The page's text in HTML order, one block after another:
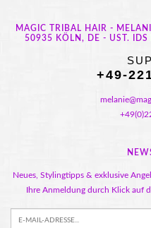
MAGIC TRIBAL HAIR -
50935 KÖLN, DE - UST.
+49-
Neues, Stylingtipps & exklusive
Ihre Anmeldung durch Klick auf